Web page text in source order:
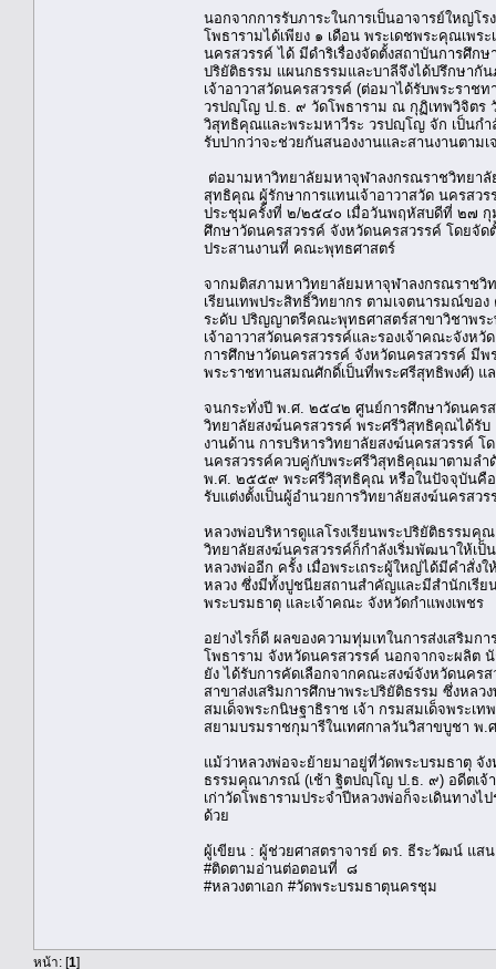
นอกจากการรับภาระในการเป็นอาจารย์ใหญ่โ
โพธารามได้เพียง ๑ เดือน พระเดชพระคุณเพ
นครสวรรค์ ได้ มีดำริเรื่องจัดตั้งสถาบันการศึก
ปริยัติธรรม แผนกธรรมและบาลีจึงได้ปรึกษากั
เจ้าอาวาสวัดนครสวรรค์ (ต่อมาได้รับพระรา
วรปญฺโญ ป.ธ. ๙ วัดโพธาราม ณ กุฏิเทพวิจิตร
วิสุทธิคุณและพระมหาวีระ วรปญฺโญ จัก เป็นกำ
รับปากว่าจะช่วยกันสนองงานและสานงานตาม
ต่อมามหาวิทยาลัยมหาจุฬาลงกรณราชวิทยา
สุทธิคุณ ผู้รักษาการแทนเจ้าอาวาสวัด นครสว
ประชุมครั้งที่ ๒/๒๕๔๐ เมื่อวันพฤหัสบดีที่ ๒๗
ศึกษาวัดนครสวรรค์ จังหวัดนครสวรรค์ โดยจัด
ประสานงานที่ คณะพุทธศาสตร์
จากมติสภามหาวิทยาลัยมหาจุฬาลงกรณราชวิท
เรียนเทพประสิทธิ์วิทยากร ตามเจตนารมณ์ข
ระดับ ปริญญาตรีคณะพุทธศาสตร์สาขาวิชาพร
เจ้าอาวาสวัดนครสวรรค์และรองเจ้าคณะจัง
การศึกษาวัดนครสวรรค์ จังหวัดนครสวรรค์
พระราชทานสมณศักดิ์เป็นที่พระศรีสุทธิพงศ์) แ
จนกระทั่งปี พ.ศ. ๒๕๔๒ ศูนย์การศึกษาวัดนคร
วิทยาลัยสงฆ์นครสวรรค์ พระศรีวิสุทธิคุณได้รับ
งานด้าน การบริหารวิทยาลัยสงฆ์นครสวรรค์
นครสวรรค์ควบคู่กับพระศรีวิสุทธิคุณมาตามลำ
พ.ศ. ๒๕๕๙ พระศรีวิสุทธิคุณ หรือในปัจจุบันคือ
รับแต่งตั้งเป็นผู้อำนวยการวิทยาลัยสงฆ์นครสว
หลวงพ่อบริหารดูแลโรงเรียนพระปริยัติธรรมคุ
วิทยาลัยสงฆ์นครสวรรค์ก็กำลังเริ่มพัฒนาให้เป็
หลวงพ่ออีก ครั้ง เมื่อพระเถระผู้ใหญ่ได้มีคำสั่ง
หลวง ซึ่งมีทั้งปูชนียสถานสำคัญและมีสำนักเรี
พระบรมธาตุ และเจ้าคณะ จังหวัดกำแพงเพชร
อย่างไรก็ดี ผลของความทุ่มเทในการส่งเสริม
โพธาราม จังหวัดนครสวรรค์ นอกจากจะผลิ
ยัง ได้รับการคัดเลือกจากคณะสงฆ์จังหวัดนคร
สาขาส่งเสริมการศึกษาพระปริยัติธรรม ซึ่งหลว
สมเด็จพระกนิษฐาธิราช เจ้า กรมสมเด็จพระเ
สยามบรมราชกุมารีในเทศกาลวันวิสาขบูชา พ
แม้ว่าหลวงพ่อจะย้ายมาอยู่ที่วัดพระบรมธาตุ
ธรรมคุณาภรณ์ (เช้า ฐิตปญฺโญ ป.ธ. ๙) อดีตเจ้
เก่าวัดโพธารามประจำปีหลวงพ่อก็จะเดินทาง
ด้วย
ผู้เขียน : ผู้ช่วยศาสตราจารย์ ดร. ธีระวัฒน์ แส
#ติดตามอ่านต่อตอนที่ ๘
#หลวงตาเอก #วัดพระบรมธาตุนครชุม
หน้า: [1]